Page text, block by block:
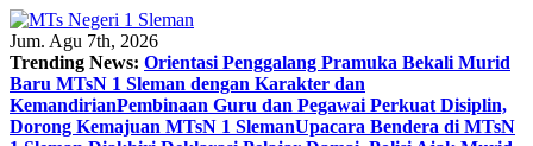
Skip
to
content
Jum. Agu 7th, 2026
Trending News: Orientasi Penggalang Pramuka Bekali Murid
Baru MTsN 1 Sleman dengan Karakter dan
KemandirianPembinaan Guru dan Pegawai Perkuat Disiplin,
Dorong Kemajuan MTsN 1 SlemanUpacara Bendera di MTsN